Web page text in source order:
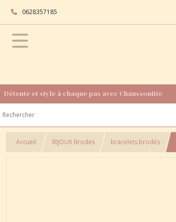
0628357185
Détente et style à chaque pas avec Chaussonitte
Accueil BIJOUX Brodés bracelets brodés